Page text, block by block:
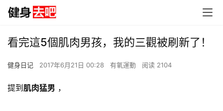
看完這5個肌肉男孩，我的三觀被刷新了！
健身日记 2017年6月21日 00:28 有氧運動 阅读 2104
提到 肌肉猛男 ，